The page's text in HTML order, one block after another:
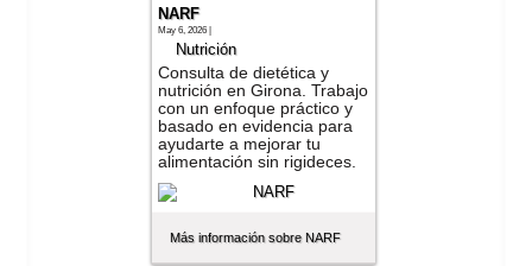
NARF
May 6, 2026 |
Nutrición
Consulta de dietética y
nutrición en Girona. Trabajo
con un enfoque práctico y
basado en evidencia para
ayudarte a mejorar tu
alimentación sin rigideces.
Más información sobre NARF